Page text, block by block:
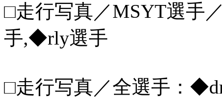
□走行写真／MSYT選手
手,◆rly選手
□走行写真／全選手：